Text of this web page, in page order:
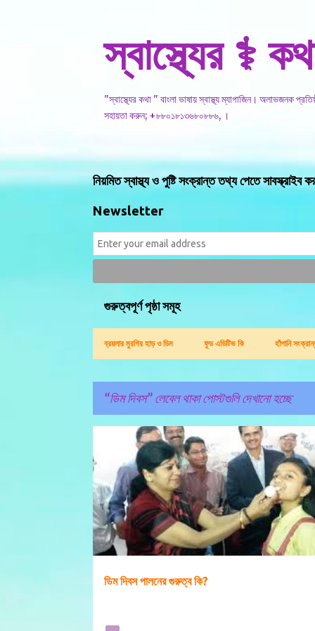
স্বাস্থ্যের ⚕️
"স্বাস্থ্যের কথা " বাংলা ভাষায় স্বাস্থ্য ম্যাগাজিন। অলাভজনক
সহায়তা করুন; +৮৮০১৮১৩৬৮০৮৮৬, ।
নিয়মিত স্বাস্থ্য ও পুষ্টি সংক্রান্ত তথ্য পেতে সাবস্ক্রাইব
Newsletter
গুরুত্বপূর্ণ পৃষ্ঠা সমূহ
ব্রয়লার মুরগির হাড় ও ডিম ফুড এডিটিভ কি হাঁপানি
ডিম দিবস লেবেল থাকা পোস্টগুলি দেখানো হচ্ছে
স্ট
গু
লি
ডিম দিবস পালনের গুরুত্ব কি?